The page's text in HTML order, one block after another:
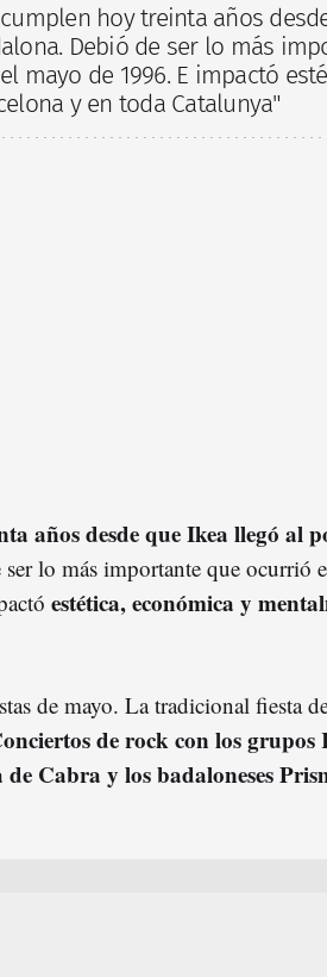
hoy treinta años
Debió de ser lo más
mayo de 1996. E impactó
y en toda Catalunya"
años desde que Ikea llegó al
lo más importante que ocurrió
estética, económica y
de mayo. La tradicional fiesta
de rock con los
Cabra y los badaloneses